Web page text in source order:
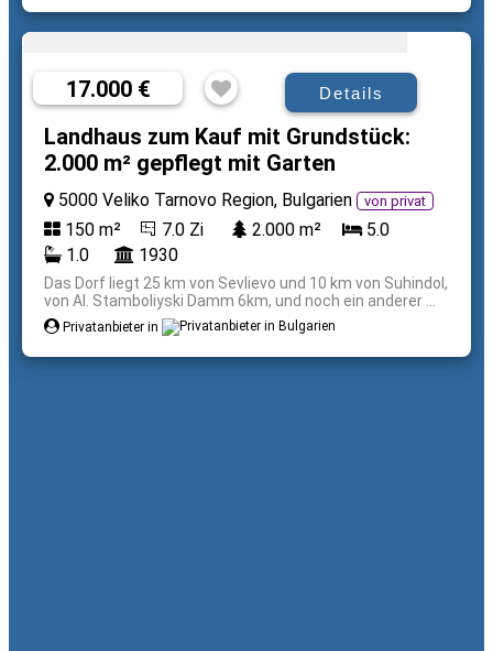
17.000 € Details
Landhaus zum Kauf mit Grundstück:
2.000 m² gepflegt mit Garten
5000 Veliko Tarnovo Region, Bulgarien von privat
150 m² 7.0 Zi 2.000 m²
5.0
1.0
1930
Das Dorf liegt 25 km von Sevlievo und 10 km von Suhindol,
von Al. Stamboliyski Damm 6km, und noch ein anderer ...
Privatanbieter in